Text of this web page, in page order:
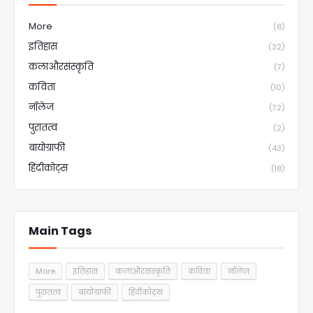
More (8)
इतिहास (32)
कलाऔरसंस्कृति (7)
कविता (10)
नॉलेज (72)
पुरातत्व (2)
बायोग्राफी (43)
हिंदीकोट्स (18)
Main Tags
More इतिहास कलाऔरसंस्कृति कविता
नॉलेज
पुरातत्व
बायोग्राफी हिंदीकोट्स